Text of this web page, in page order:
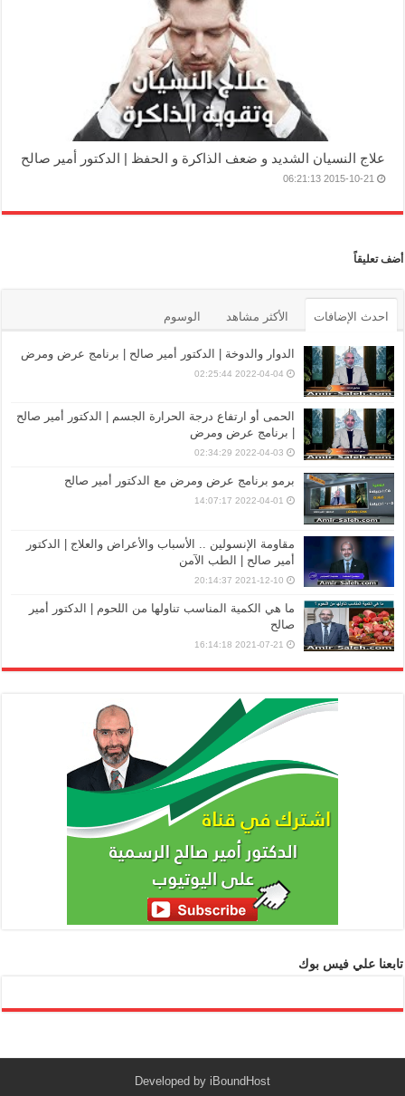
علاج النسيان الشديد و ضعف الذاكرة و الحفظ | الدكتور أمير صالح
2015-10-21 06:21:13
أضف تعليقاً
احدث الإضافات الأكثر مشاهد الوسوم
الدوار والدوخة | الدكتور أمير صالح | برنامج عرض ومرض
2022-04-04 02:25:44
الحمى أو ارتفاع درجة الحرارة الجسم | الدكتور أمير صالح
| برنامج عرض ومرض
2022-04-03 02:34:29
برمو برنامج عرض ومرض مع الدكتور أمير صالح
2022-04-01 14:07:17
مقاومة الإنسولين .. الأسباب والأعراض والعلاج | الدكتور
أمير صالح | الطب الآمن
2021-12-10 20:14:37
ما هي الكمية المناسب تناولها من اللحوم | الدكتور أمير
صالح
2021-07-21 16:14:18
تابعنا علي فيس بوك
Developed by iBoundHost